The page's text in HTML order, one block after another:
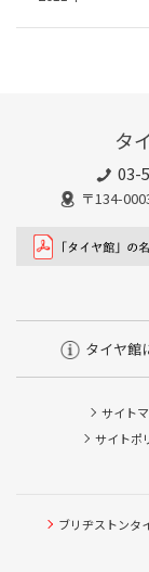
タ
03-
〒134-
タイヤ館
サイト
サイトポ
ブリヂストンタ